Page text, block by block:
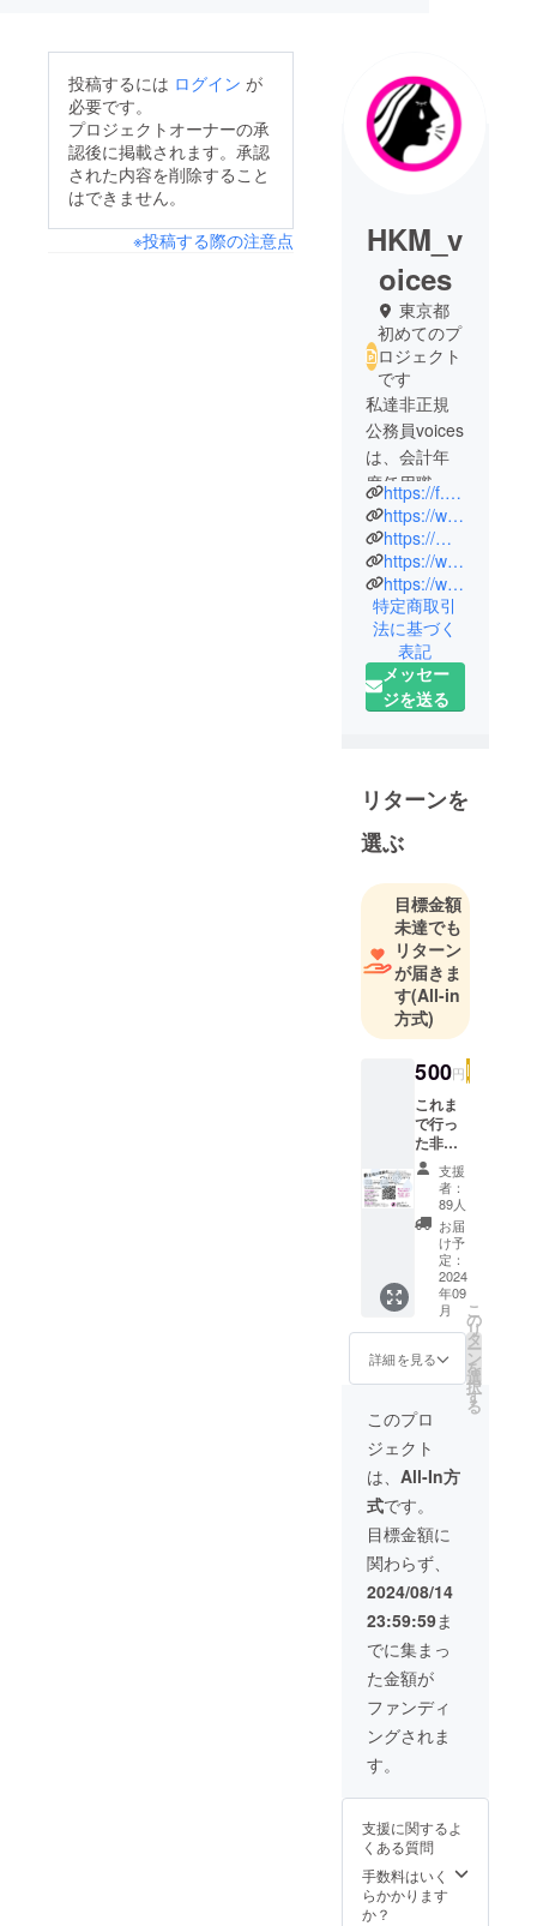
投稿するには ログイン が
必要です。
プロジェクトオーナーの承
認後に掲載されます。承認
された内容を削除すること
はできません。
※投稿する際の注意点
HKM_v
oices
東京都
初めてのプ
ロジェクト
です
私達非正規
公務員voices
は、会計年
度任用職
員、国の期
間業務職
員、公務委
託先職員等
で働く当事
者、経験者
の団体で
す。
は約83万人
（自治体69
万人・国14
万人）と増
加し続け、
職場の8割が
非正規とい
う実態もあ
ります。生
活保護関連
窓口、女性
ローワー
ク、学童保
育、保育、
図書館など
私達の生活
に重要な部
門に専門知
識や経験を
持つ非正規
公務員が働
いていま
す。しかし
その待遇は
冷酷です。
専門性が高
くても1年雇
用、労働契
約法などの
法律が適用
されないた
め常に雇止
めの恐怖に
怯え、多く
は年収200万
円以下で
す。私達が
行った初の
非正規公務
員のハラス
メントアン
ケートでは
https://f.2-d.jp/voices/
https://www.tokyo-np.co.jp/article/282505
https://mainichi.jp/articles/20231101/ddl/k13/040/018000c
https://www.asahi.com/articles/ASR335RWSR2WOXIE02C.html?iref=pc_rellink_03
https://www.asahi.com/articles/ASR8S2DK7R8RULFA01Q.html?iref=pc_rellink_02
特定商取引
法に基づく
表記
メッセー
ジを送る
リターンを
選ぶ
目標金額
未達でも
リターン
が届きま
す(All-in
方式)
500円
これま
で行っ
た非正
規公務
員ハラ
スメン
トアン
ケート
と、市
民と当
事者に
聞く、
非正規
公務員
が短期
れ替わ
ること
でどの
ような
影響が
考えら
れるか
と当事
者が受
ける評
価基準
につい
てのア
ンケー
トの
データ
をメー
ルでお
支援
者：
89人
お届
け予
定：
2024
年09
月
詳細を見る
こ
の
リ
タ
ー
ン
を
選
択
す
る
このプロ
ジェクト
は、 All-In方
式です。
目標金額に
関わらず、
2024/08/14
23:59:59ま
でに集まっ
た金額が
ファンディ
ングされま
す。
支援に関するよ
くある質問
手数料はいく
らかかります
か？